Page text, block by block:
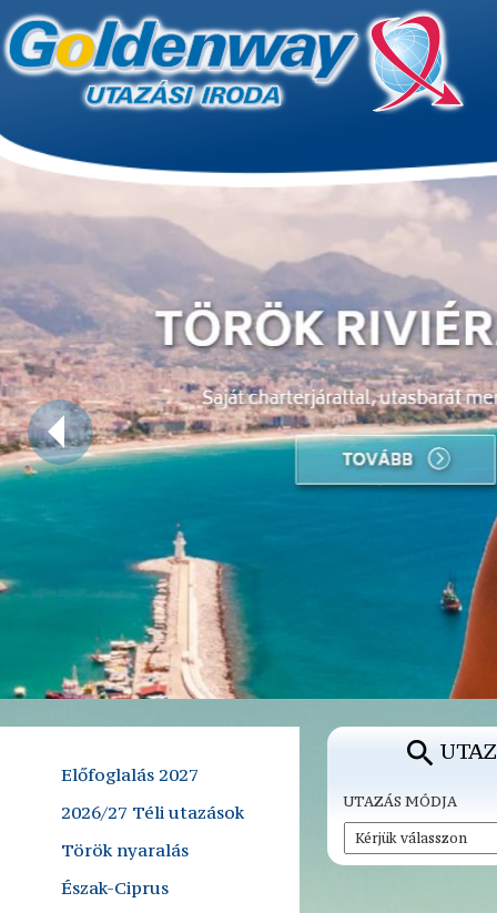
Előfoglalás 2027
2026/27 Téli utazások
Török nyaralás
Észak-Ciprus
UTAZÁS MÓDJA